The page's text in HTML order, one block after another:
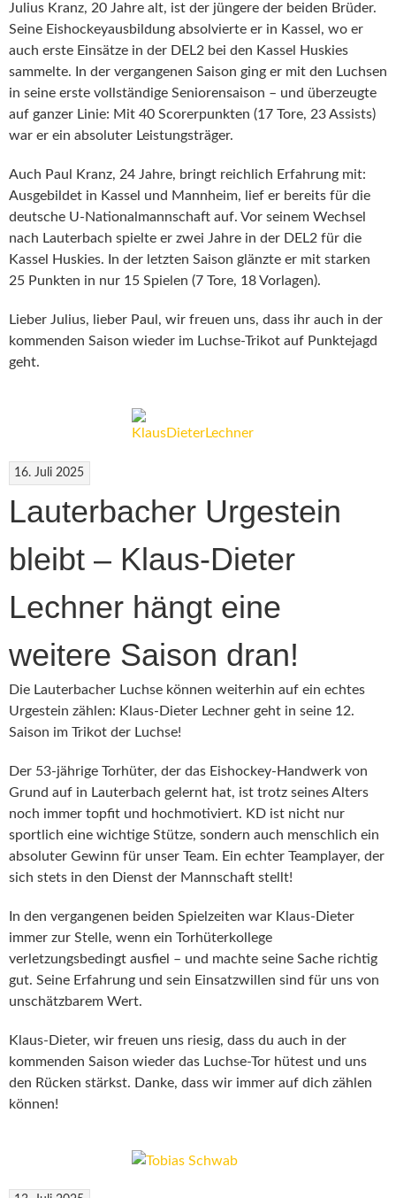
Julius Kranz, 20 Jahre alt, ist der jüngere der beiden Brüder.
Seine Eishockeyausbildung absolvierte er in Kassel, wo er
auch erste Einsätze in der DEL2 bei den Kassel Huskies
sammelte. In der vergangenen Saison ging er mit den Luchsen
in seine erste vollständige Seniorensaison – und überzeugte
auf ganzer Linie: Mit 40 Scorerpunkten (17 Tore, 23 Assists)
war er ein absoluter Leistungsträger.
Auch Paul Kranz, 24 Jahre, bringt reichlich Erfahrung mit:
Ausgebildet in Kassel und Mannheim, lief er bereits für die
deutsche U-Nationalmannschaft auf. Vor seinem Wechsel
nach Lauterbach spielte er zwei Jahre in der DEL2 für die
Kassel Huskies. In der letzten Saison glänzte er mit starken
25 Punkten in nur 15 Spielen (7 Tore, 18 Vorlagen).
Lieber Julius, lieber Paul, wir freuen uns, dass ihr auch in der
kommenden Saison wieder im Luchse-Trikot auf Punktejagd
geht.
16. Juli 2025
Lauterbacher Urgestein
bleibt – Klaus-Dieter
Lechner hängt eine
weitere Saison dran!
Die Lauterbacher Luchse können weiterhin auf ein echtes
Urgestein zählen: Klaus-Dieter Lechner geht in seine 12.
Saison im Trikot der Luchse!
Der 53-jährige Torhüter, der das Eishockey-Handwerk von
Grund auf in Lauterbach gelernt hat, ist trotz seines Alters
noch immer topfit und hochmotiviert. KD ist nicht nur
sportlich eine wichtige Stütze, sondern auch menschlich ein
absoluter Gewinn für unser Team. Ein echter Teamplayer, der
sich stets in den Dienst der Mannschaft stellt!
In den vergangenen beiden Spielzeiten war Klaus-Dieter
immer zur Stelle, wenn ein Torhüterkollege
verletzungsbedingt ausfiel – und machte seine Sache richtig
gut. Seine Erfahrung und sein Einsatzwillen sind für uns von
unschätzbarem Wert.
Klaus-Dieter, wir freuen uns riesig, dass du auch in der
kommenden Saison wieder das Luchse-Tor hütest und uns
den Rücken stärkst. Danke, dass wir immer auf dich zählen
können!